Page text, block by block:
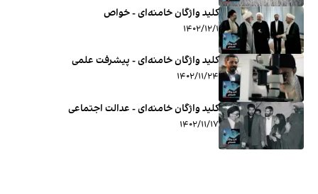
کلید واژگان خامنه‌ای - خواص
۱۴۰۲/۱۲/۱
کلید واژگان خامنه‌ای - پیشرفت علمی
۱۴۰۲/۱۱/۲۴
کلید واژگان خامنه‌ای - عدالت اجتماعی
۱۴۰۲/۱۱/۱۷